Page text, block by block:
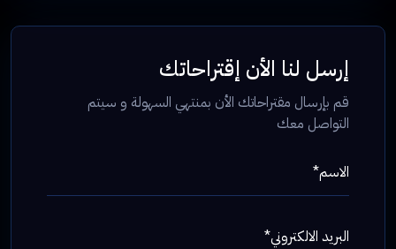
إرسل لنا الأن إقتراحاتك
قم بإرسال مقتراحاتك الأن بمنتهي السهولة و سيتم
التواصل معك
الاسم*
البريد الالكتروني*